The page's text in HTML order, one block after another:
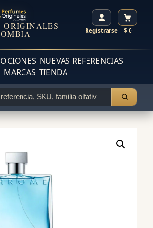
ORIGINALES Registrarse $ 0
NUEVAS REFERENCIAS
MARCAS TIENDA